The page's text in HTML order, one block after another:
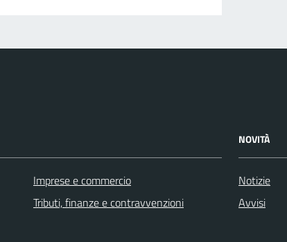
Imprese e commercio
Tributi, finanze e contravvenzioni
NOVITÀ
Notizie
Avvisi